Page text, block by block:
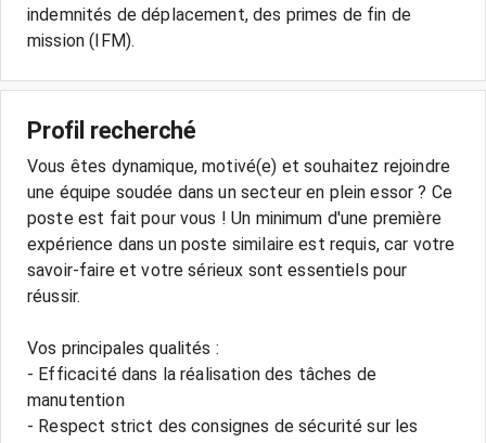
indemnités de déplacement, des primes de fin de
mission (IFM).
Profil recherché
Vous êtes dynamique, motivé(e) et souhaitez rejoindre
une équipe soudée dans un secteur en plein essor ? Ce
poste est fait pour vous ! Un minimum d'une première
expérience dans un poste similaire est requis, car votre
savoir-faire et votre sérieux sont essentiels pour
réussir.
Vos principales qualités :
- Efficacité dans la réalisation des tâches de
manutention
- Respect strict des consignes de sécurité sur les